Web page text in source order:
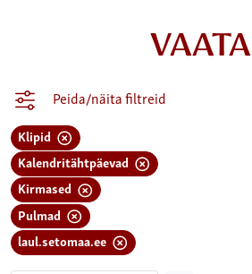
VAATA
Peida/näita filtreid
Klipid
Kalendritähtpäevad
Kirmased
Pulmad
laul.setomaa.ee